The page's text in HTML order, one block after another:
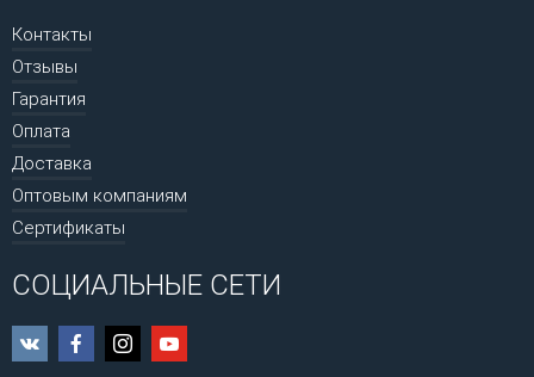
Контакты
Отзывы
Гарантия
Оплата
Доставка
Оптовым компаниям
Сертификаты
СОЦИАЛЬНЫЕ СЕТИ